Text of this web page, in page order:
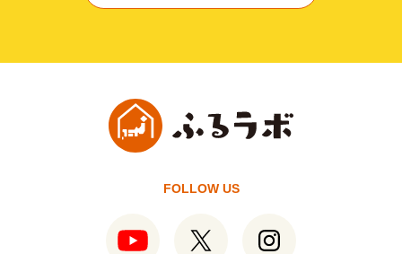
FOLLOW US